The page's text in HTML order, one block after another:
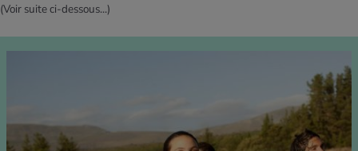
(Voir suite ci-dessous...)